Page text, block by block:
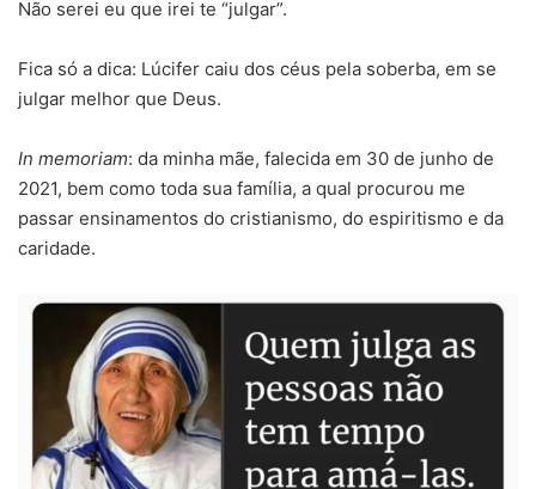
Não serei eu que irei te “julgar”.
Fica só a dica: Lúcifer caiu dos céus pela soberba, em se
julgar melhor que Deus.
In memoriam: da minha mãe, falecida em 30 de junho de
2021, bem como toda sua família, a qual procurou me
passar ensinamentos do cristianismo, do espiritismo e da
caridade.